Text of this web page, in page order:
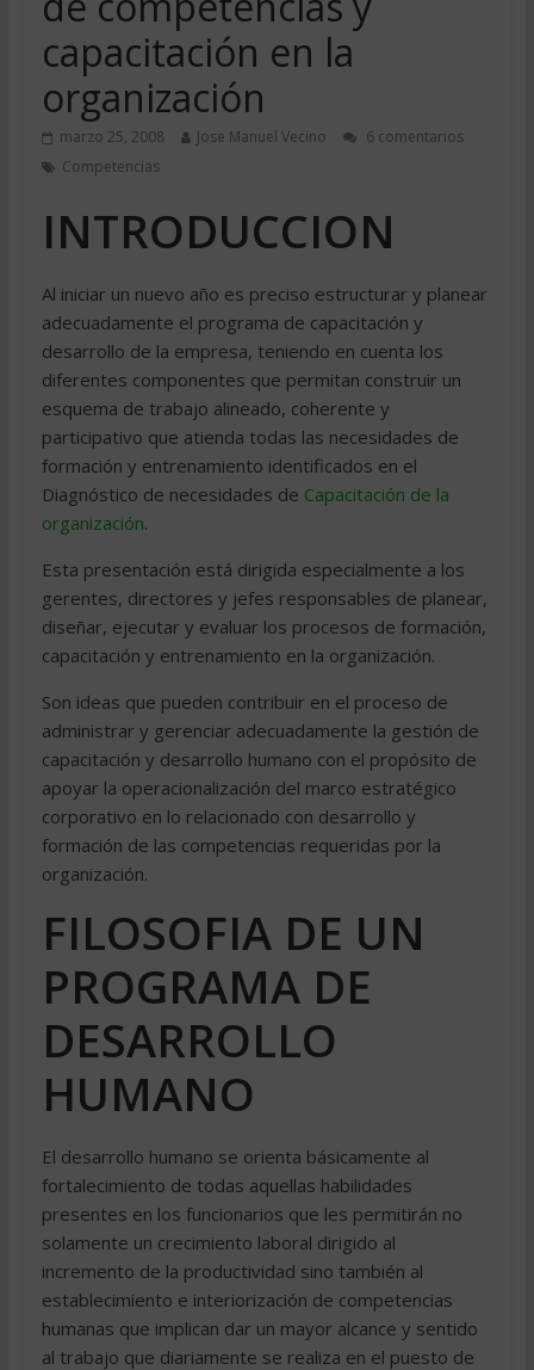
capacitación en la
organización
marzo 25, 2008 Jose Manuel Vecino
6 comentarios
Competencias
INTRODUCCION
Al iniciar un nuevo año es preciso estructurar y planear
adecuadamente el programa de capacitación y
desarrollo de la empresa, teniendo en cuenta los
diferentes componentes que permitan construir un
esquema de trabajo alineado, coherente y
participativo que atienda todas las necesidades de
formación y entrenamiento identificados en el
Diagnóstico de necesidades de Capacitación de la
organización.
Esta presentación está dirigida especialmente a los
gerentes, directores y jefes responsables de planear,
diseñar, ejecutar y evaluar los procesos de formación,
capacitación y entrenamiento en la organización.
Son ideas que pueden contribuir en el proceso de
administrar y gerenciar adecuadamente la gestión de
capacitación y desarrollo humano con el propósito de
apoyar la operacionalización del marco estratégico
corporativo en lo relacionado con desarrollo y
formación de las competencias requeridas por la
organización.
FILOSOFIA DE UN
PROGRAMA DE
DESARROLLO
HUMANO
El desarrollo humano se orienta básicamente al
fortalecimiento de todas aquellas habilidades
presentes en los funcionarios que les permitirán no
solamente un crecimiento laboral dirigido al
incremento de la productividad sino también al
establecimiento e interiorización de competencias
humanas que implican dar un mayor alcance y sentido
al trabajo que diariamente se realiza en el puesto de